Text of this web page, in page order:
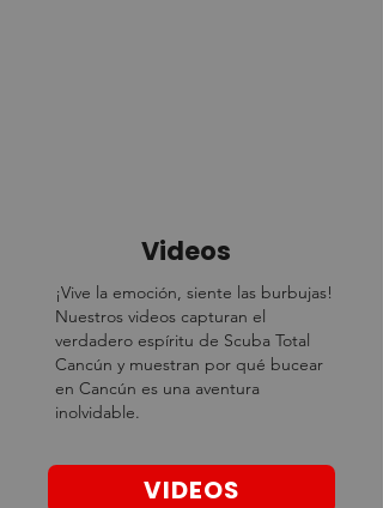
Videos
¡Vive la emoción, siente las burbujas!
Nuestros videos capturan el
verdadero espíritu de Scuba Total
Cancún y muestran por qué bucear
en Cancún es una aventura
inolvidable.
VIDEOS